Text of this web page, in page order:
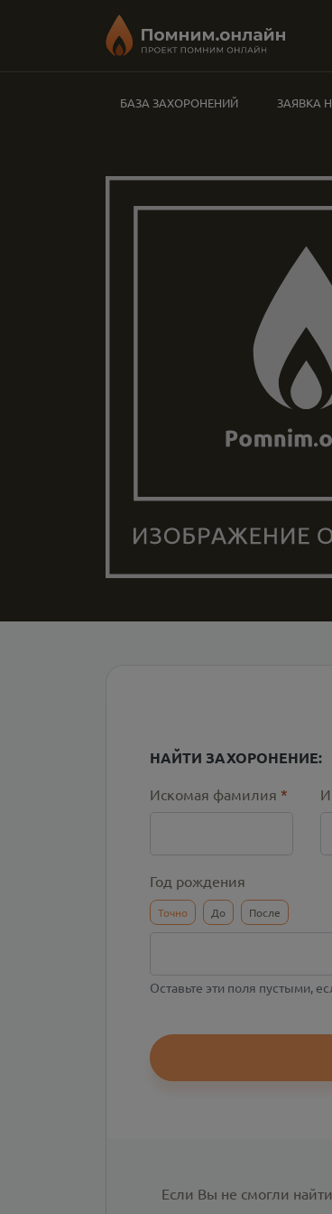
БАЗА ЗАХОРОНЕНИЙ ЗАЯВКА
НАЙТИ ЗАХОРОНЕНИЕ:
Искомая фамилия *
Год рождения
Точно До После
Оставьте эти поля пустыми,
Если Вы не смогли